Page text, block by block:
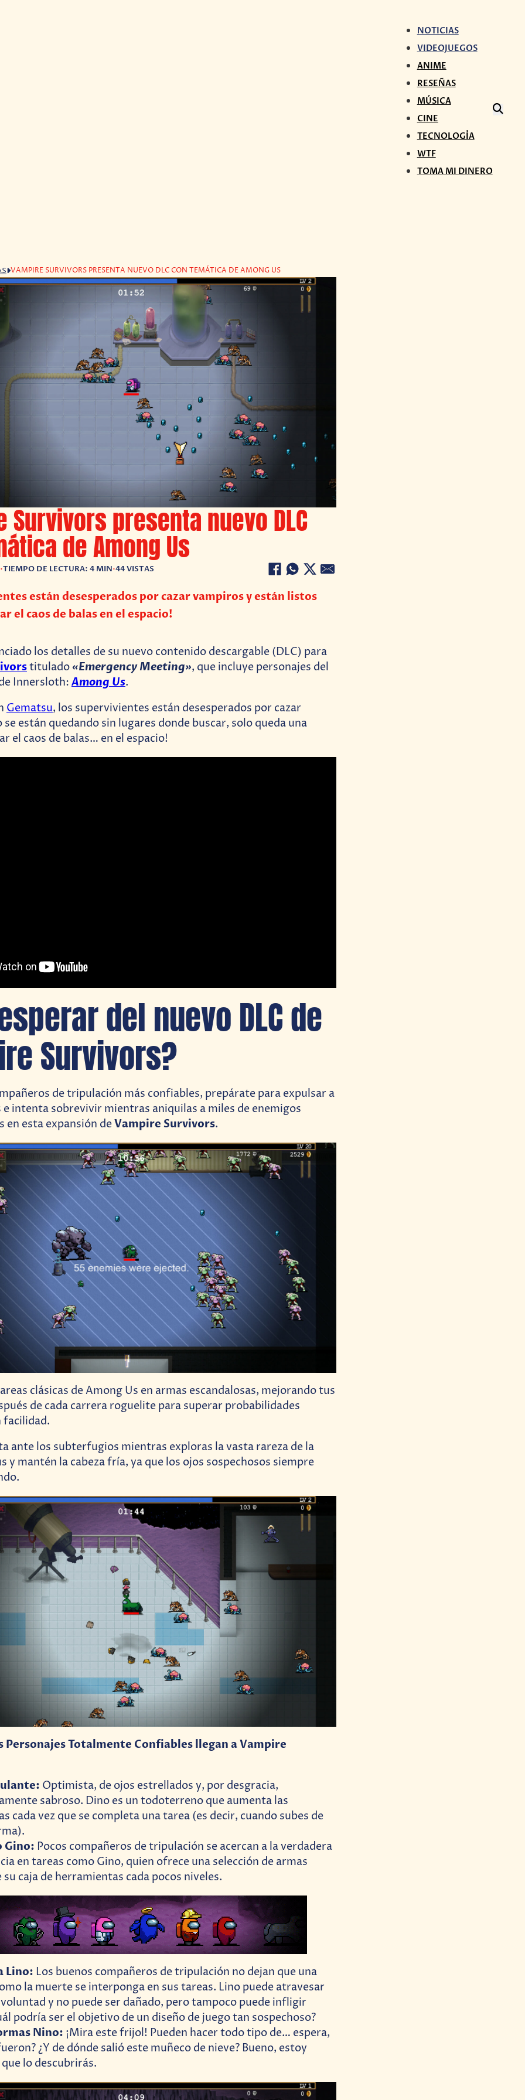
NOTICIAS
VIDEOJUEGOS
ANIME
RESEÑAS
MÚSICA
CINE
TECNOLOGÍA
WTF
TOMA MI DINERO
VAMPIRE SURVIVORS PRESENTA NUEVO DLC CON TEMÁTICA DE AMONG US
Survivors presenta nuevo DLC
de Among Us
•TIEMPO DE LECTURA: 4 MIN•44 VISTAS
están desesperados por cazar vampiros y están listos
el caos de balas en el espacio!
los detalles de su nuevo contenido descargable (DLC) para
titulado «Emergency Meeting», que incluye personajes del
Innersloth: Among Us.
Gematsu, los supervivientes están desesperados por cazar
están quedando sin lugares donde buscar, solo queda una
el caos de balas… en el espacio!
del nuevo DLC de
Survivors?
de tripulación más confiables, prepárate para expulsar a
intenta sobrevivir mientras aniquilas a miles de enemigos
esta expansión deVampire Survivors.
clásicas de Among Us en armas escandalosas, mejorando tus
de cada carrera roguelite para superar probabilidades
facilidad.
ante los subterfugios mientras exploras la vasta rareza de la
y mantén la cabeza fría, ya que los ojos sospechosos siempre
Personajes Totalmente Confiables llegan a Vampire
Optimista, de ojos estrellados y, por desgracia,
sabroso. Dino es un todoterreno que aumenta las
cada vez que se completa una tarea (es decir, cuando subes de
Gino: Pocos compañeros de tripulación se acercan a la verdadera
en tareas como Gino, quien ofrece una selección de armas
su caja de herramientas cada pocos niveles.
Lino: Los buenos compañeros de tripulación no dejan que una
la muerte se interponga en sus tareas. Lino puede atravesar
y no puede ser dañado, pero tampoco puede infligir
podría ser el objetivo de un diseño de juego tan sospechoso?
Nino: ¡Mira este frijol! Pueden hacer todo tipo de… espera,
¿Y de dónde salió este muñeco de nieve? Bueno, estoy
lo descubrirás.